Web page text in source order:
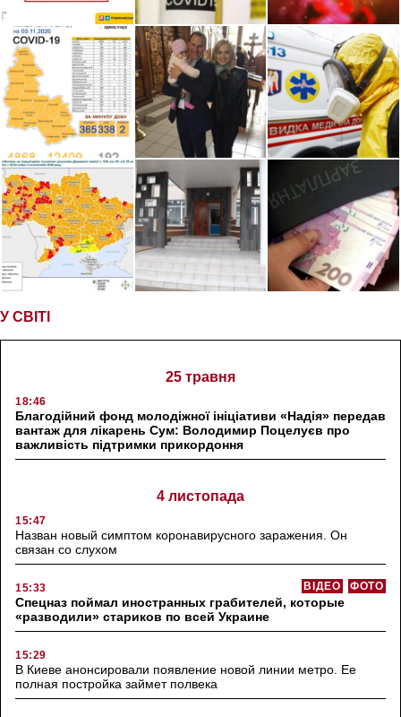
У СВІТІ
25 травня
18:46
Благодійний фонд молодіжної ініціативи «Надія» передав
вантаж для лікарень Сум: Володимир Поцелуєв про
важливість підтримки прикордоння
4 листопада
15:47
Назван новый симптом коронавирусного заражения. Он
связан со слухом
15:33 ФОТО
ВІДЕО
Спецназ поймал иностранных грабителей, которые
«разводили» стариков по всей Украине
15:29
В Киеве анонсировали появление новой линии метро. Ее
полная постройка займет полвека